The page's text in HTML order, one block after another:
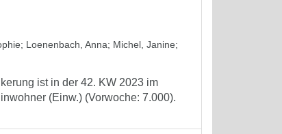
; Loenenbach, Anna; Michel, Janine;
ist in der 42. KW 2023 im
(Einw.) (Vorwoche: 7.000).